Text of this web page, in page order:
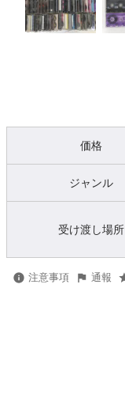
価格
ジャンル
受け渡し場所
注意事項 通報